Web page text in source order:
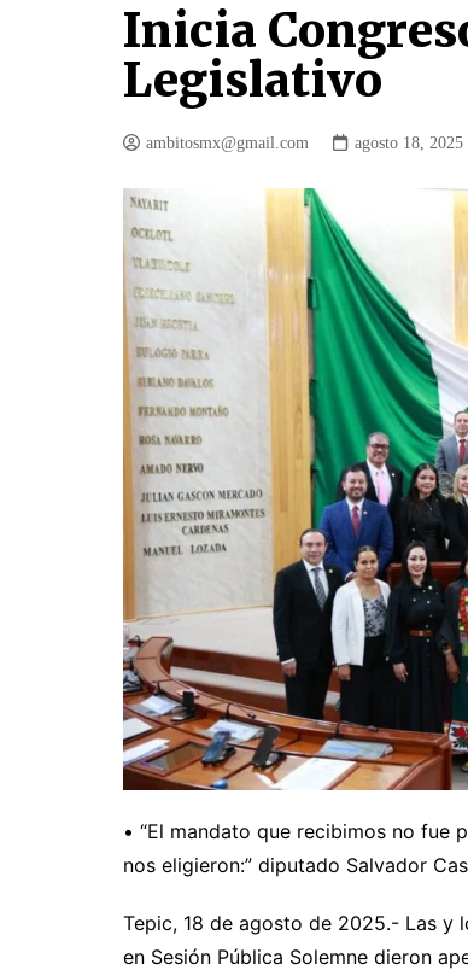
Inicia
Legislativo
ambitosmx@gmail.com agosto 18, 2025
• “El mandato que recibimos no fue
nos eligieron:” diputado Salvador
Tepic, 18 de agosto de 2025.- Las y
en Sesión Pública Solemne dieron